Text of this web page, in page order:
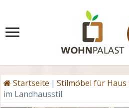
Startseite | Stilmöbel für Haus
im Landhausstil